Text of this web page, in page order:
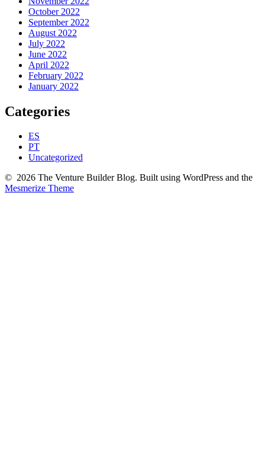
October 2022
September 2022
August 2022
July 2022
June 2022
April 2022
February 2022
January 2022
Categories
ES
PT
Uncategorized
© 2026 The Venture Builder Blog. Built using WordPress and the
Mesmerize Theme